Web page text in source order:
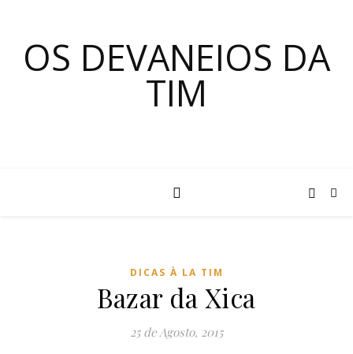
OS DEVANEIOS DA
TIM
DICAS À LA TIM
Bazar da Xica
25 de Agosto, 2015